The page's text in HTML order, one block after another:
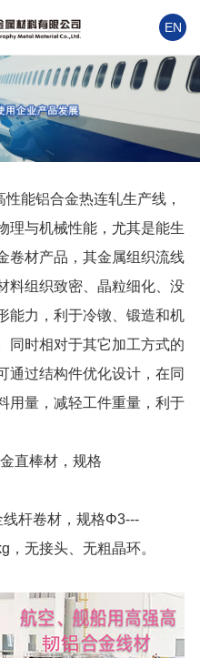
EN
能铝合金热连轧生产线，
理与机械性能，尤其是能生
卷材产品，其金属组织流线
料组织致密、晶粒细化、没
能力，利于冷镦、锻造和机
同时相对于其它加工方式的
通过结构件优化设计，在同
用量，减轻工件重量，利于
直棒材，规格
材，规格Φ3---
无接头、无粗晶环。